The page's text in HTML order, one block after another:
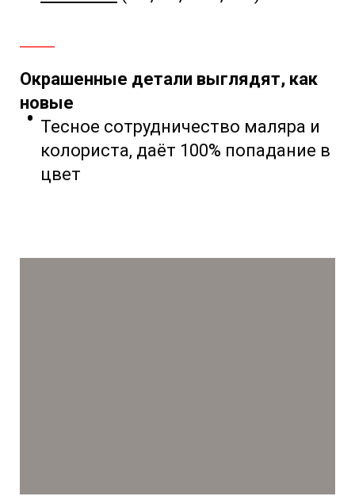
Окрашенные детали выглядят, как
новые
Тесное сотрудничество маляра и
колориста, даёт 100% попадание в
цвет